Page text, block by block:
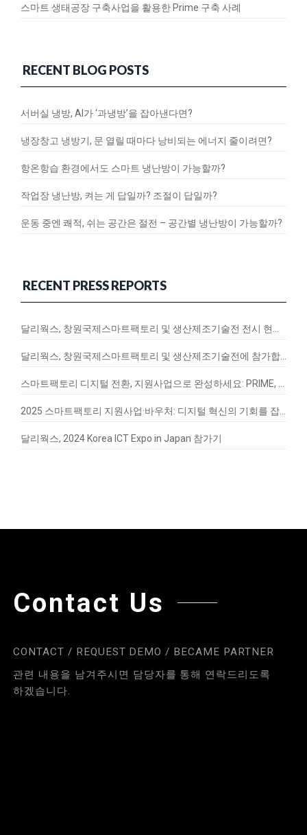
스마트 생태공장 구축사업을 활용한 Prime 구축 사례
RECENT BLOG POSTS
서버실 냉방, AI가 ‘과냉방’을 잡아낸다면?
냉장창고 냉방기, 문 열릴 때마다 낭비되는 에너지 줄이려면?
항온항습 환경에서도 스마트 냉난방이 가능할까?
작업장 냉난방, 켜는 게 답일까? 조절이 답일까?
운동 중엔 쾌적, 쉬는 공간은 절전 – 공간별 냉난방이 가능할까?
RECENT PRESS REPORTS
달리웍스, 창원국제스마트팩토리 및 생산제조기술전 전시 현장 스케치
달리웍스, 창원국제스마트팩토리 및 생산제조기술전에 참가합니다!
스마트팩토리 디지털 전환, 지원사업으로 완성하세요: PRIME, EnergyQ, SignalVax 도입 가이드
2025 스마트팩토리 지원사업·바우처: 디지털 혁신의 기회를 잡아라
달리웍스, 2024 Korea ICT Expo in Japan 참가기
Contact Us
CONTACT / REQUEST DEMO / BECAME PARTNER
관련 내용을 남겨주시면 담당자를 통해 연락드리도록
하겠습니다.